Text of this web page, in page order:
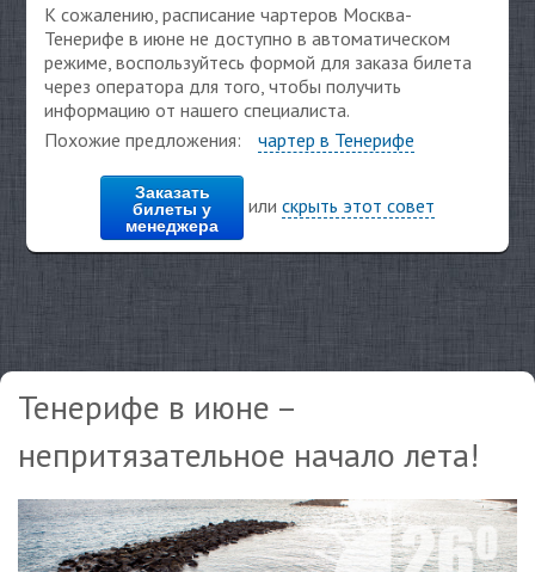
К сожалению, расписание чартеров Москва-
Тенерифе в июне не доступно в автоматическом
режиме, воспользуйтесь формой для заказа билета
через оператора для того, чтобы получить
информацию от нашего специалиста.
Похожие предложения:
чартер в Тенерифе
Заказать
билеты у
менеджера
или скрыть этот совет
Тенерифе в июне –
непритязательное начало лета!